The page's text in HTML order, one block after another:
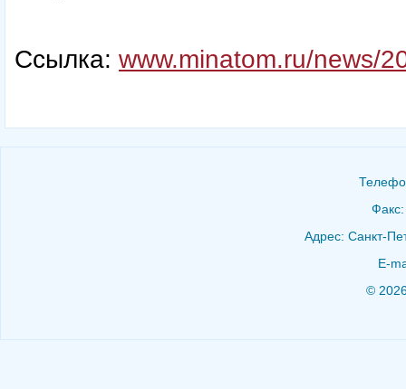
Ссылка: www.minatom.ru/news/
Адрес: Санкт-
E-
©